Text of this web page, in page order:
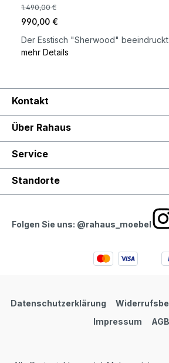
1.490,00 €
990,00 €
Der Esstisch "Sherwood"
mehr Details
Kontakt
Über Rahaus
Service
Standorte
Folgen Sie uns: @rahaus_moebel
Datenschutzerklärung
Impressum
AGB